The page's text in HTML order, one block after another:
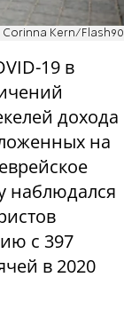
Corinna Kern/Flash90
19 в
дохода
на
наблюдался
с 397
в 2020